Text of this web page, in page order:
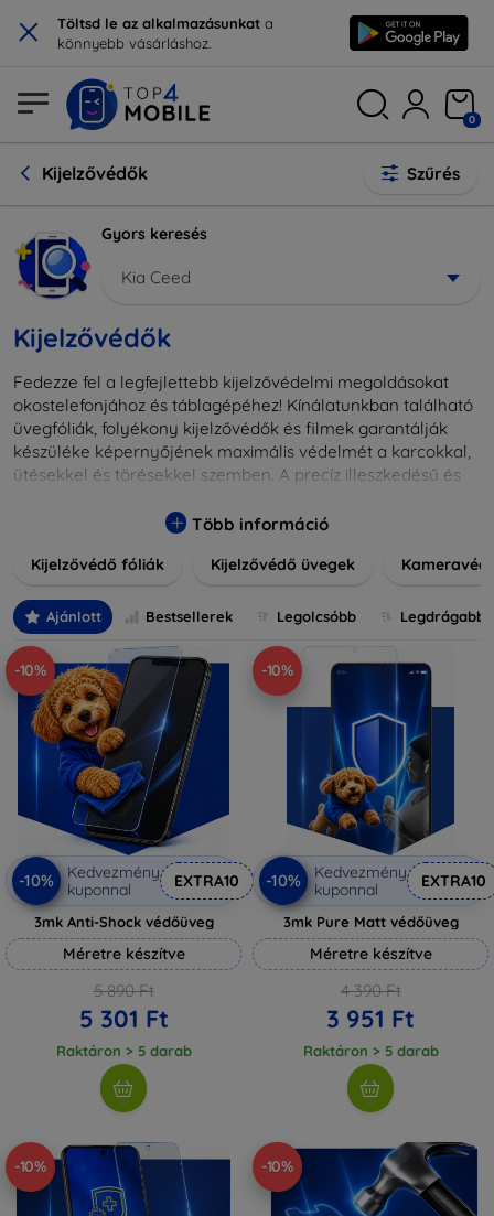
× Töltsd le az alkalmazásunkat a
könnyebb vásárláshoz.
0
Kijelzővédők Szűrés
Gyors keresés
Kia Ceed
Kijelzővédők
Fedezze fel a legfejlettebb kijelzővédelmi megoldásokat
okostelefonjához és táblagépéhez! Kínálatunkban található
üvegfóliák, folyékony kijelzővédők és filmek garantálják
készüléke képernyőjének maximális védelmét a karcokkal,
ütésekkel és törésekkel szemben. A precíz illeszkedésű és
hanem kristálytiszta képet is biztosítanak, megőrzi a
és stílusú kijelzővédőink közül, hogy a mindennapok során is
fedésről vagy íves kijelzővédelemről, a minőséget szem
előtt tartva kínálunk megoldásokat minden eszközre.
Több információ
Kijelzővédő fóliák Kijelzővédő üvegek
Ajánlott Bestsellerek Legolcsóbb Legdrágabb
-10%
-10%
Kedvezmény
kuponnal
EXTRA10
3mk Anti-Shock védőüveg
Méretre készítve
5 890 Ft
5 301 Ft
Raktáron > 5 darab
-10%
-10%
Kedvezmény
kuponnal
EXTRA10
3mk Pure Matt védőüveg
Méretre készítve
4 390 Ft
3 951 Ft
Raktáron > 5 darab
-10% -10%